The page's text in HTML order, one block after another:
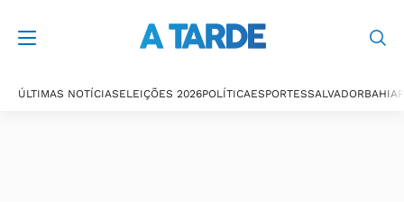
ÚLTIMAS NOTÍCIASELEIÇÕES 2026POLÍTICAESPORTESSALVADORBAHIA